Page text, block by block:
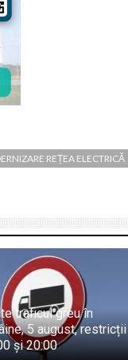
REȚEA ELECTRICĂ
traficul greu în
5 august, restricții
și 20:00